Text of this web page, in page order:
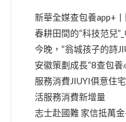
新華全媒查包養app+
春耕田間的“科技范兒
今晚，“翁城孩子的詩
安徽策劃成長“8查包
服務消費JIUYI俱意住
活服務消費新增量
志士赴國難 家信抵萬